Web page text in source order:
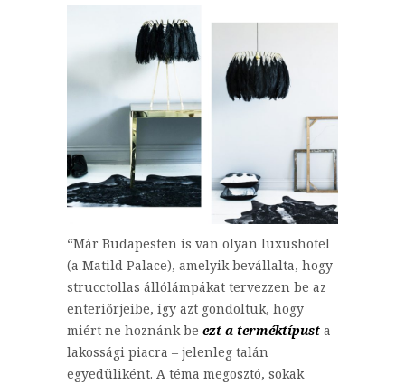
“Már Budapesten is van olyan luxushotel
(a Matild Palace), amelyik bevállalta, hogy
strucctollas állólámpákat tervezzen be az
enteriőrjeibe, így azt gondoltuk, hogy
miért ne hoznánk be ezt a terméktípust a
lakossági piacra – jelenleg talán
egyedüliként. A téma megosztó, sokak